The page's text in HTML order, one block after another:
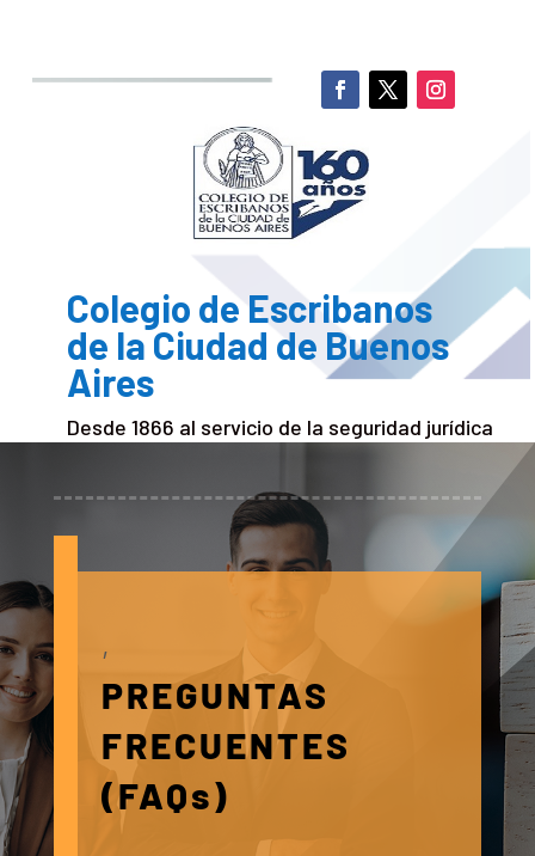
Colegio de Escribanos
de la Ciudad de Buenos
Aires
Desde 1866 al servicio de la seguridad jurídica
,
PREGUNTAS
FRECUENTES
(FAQs)